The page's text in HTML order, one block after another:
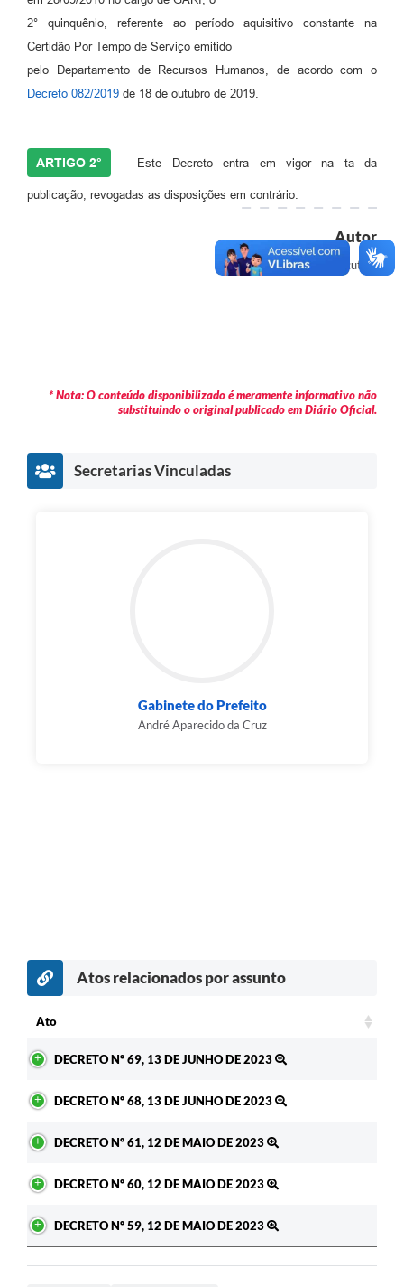
2° quinquênio, referente ao período aquisitivo constante na
Certidão Por Tempo de Serviço emitido
pelo Departamento de Recursos Humanos, de acordo com o
Decreto 082/2019 de 18 de outubro de 2019.
ARTIGO 2° - Este Decreto entra em vigor na ta da
publicação, revogadas as disposições em contrário.
Autor
Executivo
* Nota: O conteúdo disponibilizado é meramente informativo não
substituindo o original publicado em Diário Oficial.
Secretarias Vinculadas
Gabinete do Prefeito
André Aparecido da Cruz
Atos relacionados por assunto
Ato
DECRETO Nº 69, 13 DE JUNHO DE 2023
DECRETO Nº 68, 13 DE JUNHO DE 2023
DECRETO Nº 61, 12 DE MAIO DE 2023
DECRETO Nº 60, 12 DE MAIO DE 2023
DECRETO Nº 59, 12 DE MAIO DE 2023